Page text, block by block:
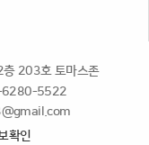
층 203호 토마스존
6280-5522
확인